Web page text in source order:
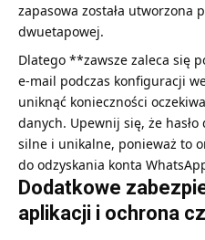
zapasowa została utworzona
dwuetapowej.
Dlatego **zawsze zaleca się
e-mail podczas konfiguracji
uniknąć konieczności
danych. Upewnij się, że
silne i unikalne, ponieważ to
do odzyskania konta
Dodatkowe
aplikacji i ochrona